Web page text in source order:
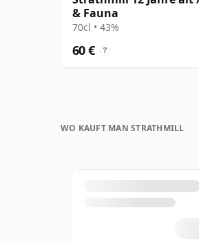
& Fauna
70cl • 43%
60 € ?
WO KAUFT MAN STRATHMILL